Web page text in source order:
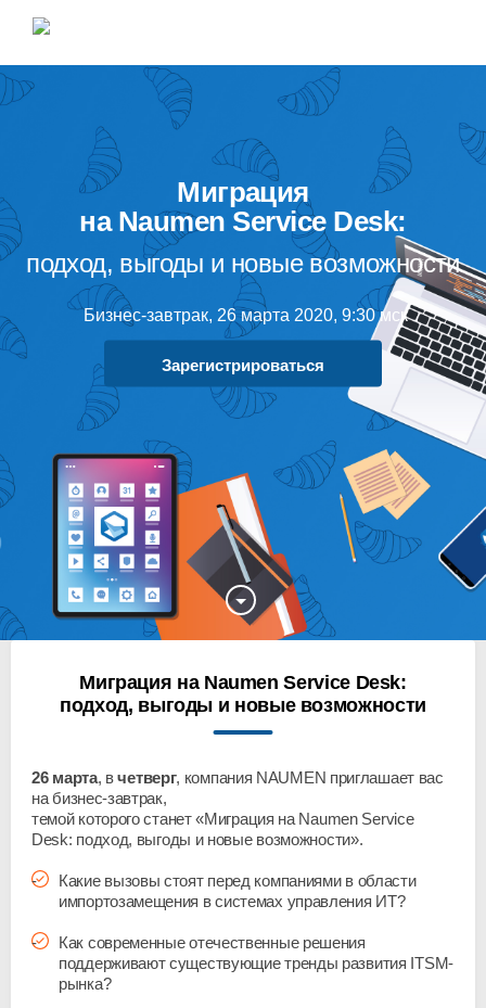
Миграция
на Naumen Service Desk:
подход, выгоды и новые возможности
Бизнес-завтрак, 26 марта 2020, 9:30 мск
Зарегистрироваться
Миграция на Naumen Service Desk:
подход, выгоды и новые возможности
26 марта, вчетверг, компания NAUMEN приглашает вас
на бизнес-завтрак,
темой которого станет «Миграция на Naumen Service
Desk: подход, выгоды и новые возможности».
Какие вызовы стоят перед компаниями в области
импортозамещения в системах управления ИТ?
Как современные отечественные решения
поддерживают существующие тренды развития ITSM-
рынка?